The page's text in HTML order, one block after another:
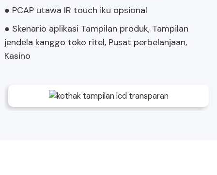
● PCAP utawa IR touch iku opsional
● Skenario aplikasi Tampilan produk, Tampilan
jendela kanggo toko ritel, Pusat perbelanjaan,
Kasino